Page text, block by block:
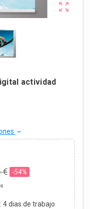

actividad
keyboard_arrow_down
€ -54%
4dias de trabajo